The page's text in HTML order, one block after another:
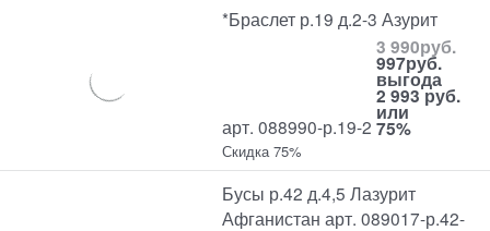
*Браслет р.19 д.2-3 Азурит
арт. 088990-р.19-2
3 990руб.
997руб.
выгода
2 993 руб.
или
75%
Скидка 75%
Бусы р.42 д.4,5 Лазурит
Афганистан арт. 089017-р.42-